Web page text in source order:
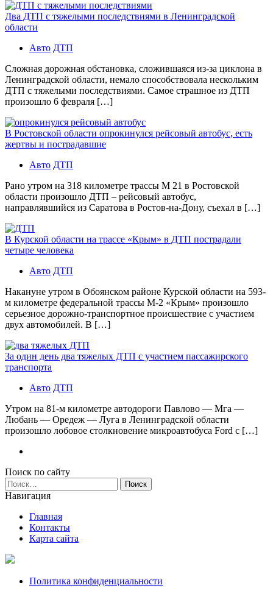
Два ДТП с тяжелыми последствиями в Ленинградской
области
Авто ДТП
Сложная дорожная обстановка, сложившаяся из-за циклона в
Ленинградской области, немало способствовала нескольким
ДТП с тяжелыми последствиями. Самое страшное из ДТП
произошло 6 февраля […]
В Ростовской области опрокинулся рейсовый автобус, есть
жертвы и пострадавшие
Авто ДТП
Рано утром на 318 километре трассы М 21 в Ростовской
области произошло ДТП – рейсовый автобус,
направлявшийся из Саратова в Ростов-на-Дону, съехал в […]
В Курской области на трассе «Крым» в ДТП пострадали
четыре человека
Авто ДТП
Накануне утром в Обоянском районе Курской области на 593-
м километре федеральной трассы М-2 «Крым» произошло
серьезное дорожно-транспортное происшествие с участием
двух автомобилей. В […]
За один день два тяжелых ДТП с участием пассажирского
транспорта
Авто ДТП
Утром на 81-м километре автодороги Павлово — Мга —
Любань — Оредеж — Луга в Ленинградской области
произошло лобовое столкновение микроавтобуса Ford с […]
Поиск по сайту
Найти:
Навигация
Главная
Контакты
Карта сайта
Политика конфиденциальности